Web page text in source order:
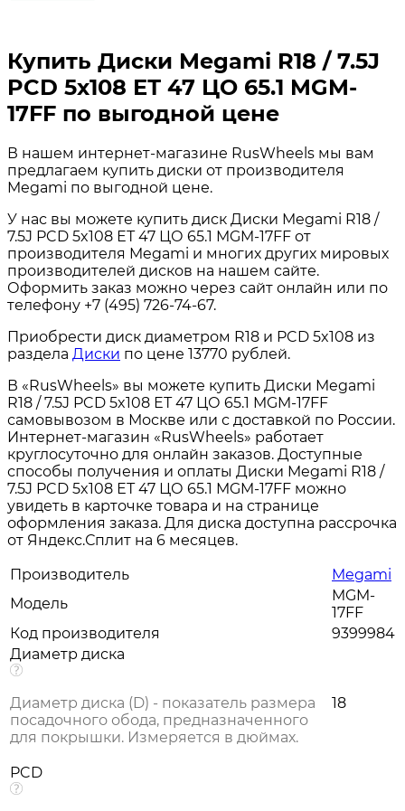
Купить Диски Megami R18 / 7.5J
PCD 5x108 ЕТ 47 ЦО 65.1 MGM-
17FF по выгодной цене
В нашем интернет-магазине RusWheels мы вам
предлагаем купить диски от производителя
Megami по выгодной цене.
У нас вы можете купить диск Диски Megami R18 /
7.5J PCD 5x108 ЕТ 47 ЦО 65.1 MGM-17FF от
производителя Megami и многих других мировых
производителей дисков на нашем сайте.
Оформить заказ можно через сайт онлайн или по
телефону +7 (495) 726-74-67.
Приобрести диск диаметром R18 и PCD 5x108 из
раздела Диски по цене 13770 рублей.
В «RusWheels» вы можете купить Диски Megami
R18 / 7.5J PCD 5x108 ЕТ 47 ЦО 65.1 MGM-17FF
самовывозом в Москве или с доставкой по России.
Интернет-магазин «RusWheels» работает
круглосуточно для онлайн заказов. Доступные
способы получения и оплаты Диски Megami R18 /
7.5J PCD 5x108 ЕТ 47 ЦО 65.1 MGM-17FF можно
увидеть в карточке товара и на странице
оформления заказа. Для диска доступна рассрочка
от Яндекс.Сплит на 6 месяцев.
Производитель
Megami
Модель
MGM-
17FF
Код производителя
9399984
Диаметр диска
Диаметр диска (D) - показатель размера
посадочного обода, предназначенного
для покрышки. Измеряется в дюймах.
18
PCD